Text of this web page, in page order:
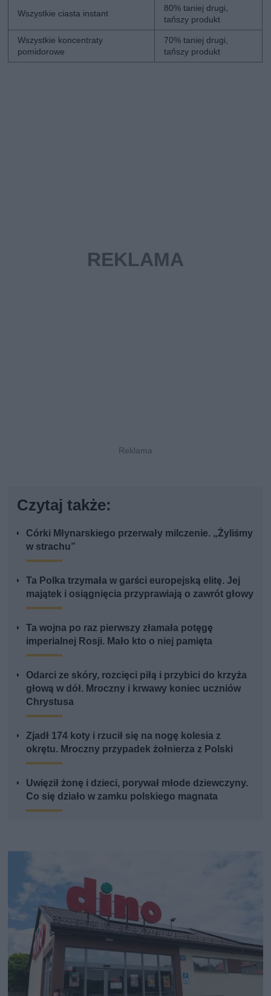
Wszystkie ciasta instant
80% taniej drugi,
tańszy produkt
Wszystkie koncentraty
pomidorowe
70% taniej drugi,
tańszy produkt
Czytaj także:
Córki Młynarskiego przerwały milczenie. „Żyliśmy
w strachu”
Ta Polka trzymała w garści europejską elitę. Jej
majątek i osiągnięcia przyprawiają o zawrót głowy
Ta wojna po raz pierwszy złamała potęgę
imperialnej Rosji. Mało kto o niej pamięta
Odarci ze skóry, rozcięci piłą i przybici do krzyża
głową w dół. Mroczny i krwawy koniec uczniów
Chrystusa
Zjadł 174 koty i rzucił się na nogę kolesia z
okrętu. Mroczny przypadek żołnierza z Polski
Uwięził żonę i dzieci, porywał młode dziewczyny.
Co się działo w zamku polskiego magnata